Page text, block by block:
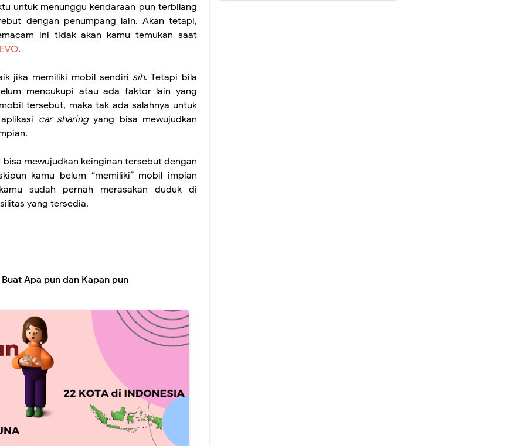
untuk menunggu kendaraan pun terbilang
dengan penumpang lain. Akan tetapi,
ini tidak akan kamu temukan saat
.
jika memiliki mobil sendiri sih. Tetapi bila
mencukupi atau ada faktor lain yang
tersebut, maka tak ada salahnya untuk
car sharingyang bisa mewujudkan
bisa mewujudkan keinginan tersebut dengan
kamu belum “memiliki” mobil impian
sudah pernah merasakan duduk di
yang tersedia.
Apa pun dan Kapan pun